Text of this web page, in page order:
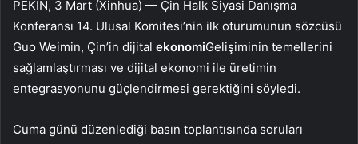
PEKİN, 3 Mart (Xinhua) — Çin Halk Siyasi Danışma
Konferansı 14. Ulusal Komitesi’nin ilk oturumunun sözcüsü
Guo Weimin, Çin’in dijital ekonomiGelişiminin temellerini
sağlamlaştırması ve dijital ekonomi ile üretimin
entegrasyonunu güçlendirmesi gerektiğini söyledi.
Cuma günü düzenlediği basın toplantısında soruları